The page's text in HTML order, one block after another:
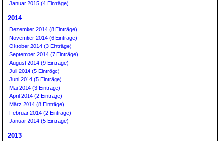
Januar 2015 (4 Einträge)
2014
Dezember 2014 (8 Einträge)
November 2014 (6 Einträge)
Oktober 2014 (3 Einträge)
September 2014 (7 Einträge)
August 2014 (9 Einträge)
Juli 2014 (5 Einträge)
Juni 2014 (5 Einträge)
Mai 2014 (3 Einträge)
April 2014 (2 Einträge)
März 2014 (8 Einträge)
Februar 2014 (2 Einträge)
Januar 2014 (5 Einträge)
2013